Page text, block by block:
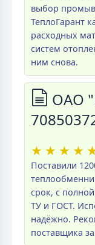
выбор
ТеплоГарант
расходных
систем
ним снова.
ОАО
★ ★ ★ ★
Поставили
срок, с
ТУ и ГОСТ.
надёжно.
поставщика